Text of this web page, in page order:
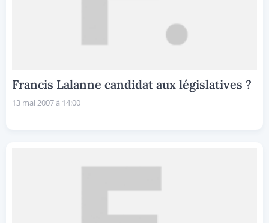
Francis Lalanne candidat aux législatives ?
13 mai 2007 à 14:00